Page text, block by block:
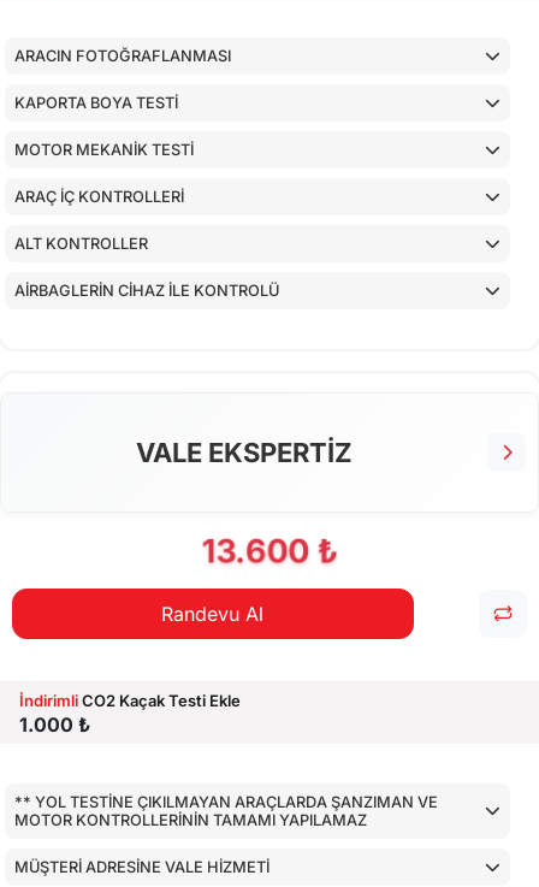
ARACIN FOTOĞRAFLANMASI
KAPORTA BOYA TESTİ
MOTOR MEKANİK TESTİ
ARAÇ İÇ KONTROLLERİ
ALT KONTROLLER
AİRBAGLERİN CİHAZ İLE KONTROLÜ
VALE EKSPERTİZ
13.600 ₺
Randevu Al
İndirimliCO2 Kaçak Testi Ekle
1.000 ₺
** YOL TESTİNE ÇIKILMAYAN ARAÇLARDA ŞANZIMAN VE
MOTOR KONTROLLERİNİN TAMAMI YAPILAMAZ
MÜŞTERİ ADRESİNE VALE HİZMETİ